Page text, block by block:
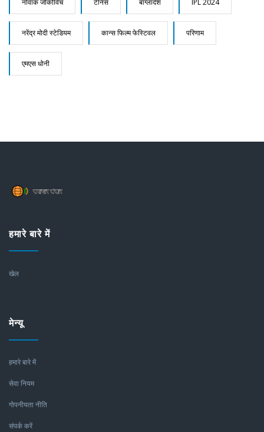
नोवाक जोकोविच टेनिस बांग्लादेश IPL 2024
नरेंद्र मोदी स्टेडियम कान्स फिल्म फेस्टिवल परिणाम
एमएस धोनी
हमारे बारे में
खेल
मेन्यू
हमारे बारे में
सेवा नियम
गोपनीयता नीति
संपर्क करें